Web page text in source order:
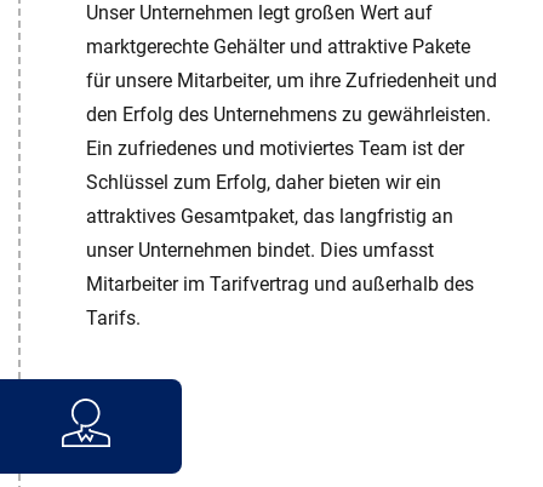
Unser Unternehmen legt großen Wert auf
marktgerechte Gehälter und attraktive Pakete
für unsere Mitarbeiter, um ihre Zufriedenheit und
den Erfolg des Unternehmens zu gewährleisten.
Ein zufriedenes und motiviertes Team ist der
Schlüssel zum Erfolg, daher bieten wir ein
attraktives Gesamtpaket, das langfristig an
unser Unternehmen bindet. Dies umfasst
Mitarbeiter im Tarifvertrag und außerhalb des
Tarifs.